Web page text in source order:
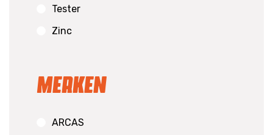
Tester
Zinc
Merken
ARCAS